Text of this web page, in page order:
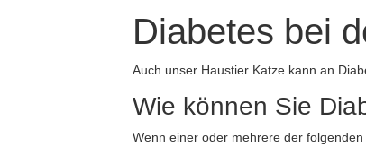
Diabetes bei
Auch unser Haustier Katze kann an
Wie können Sie
Wenn einer oder mehrere der